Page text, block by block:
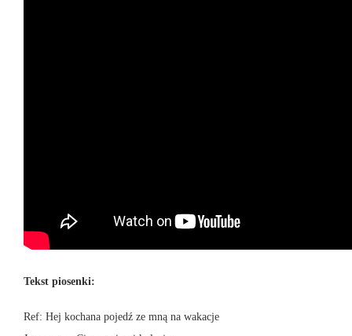
Tekst piosenki:
Ref: Hej kochana pojedź ze mną na wakacje